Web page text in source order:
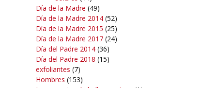
Día de la Madre (49)
Día de la Madre 2014 (52)
Día de la Madre 2015 (25)
Día de la Madre 2017 (24)
Día del Padre 2014 (36)
Día del Padre 2018 (15)
exfoliantes (7)
Hombres (153)